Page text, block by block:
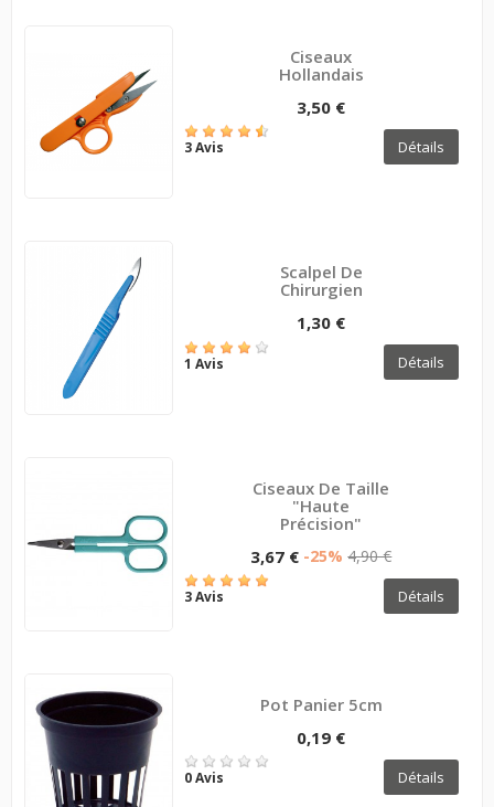
Ciseaux
Hollandais
3,50 €
3 Avis Détails
Scalpel De
Chirurgien
1,30 €
1 Avis Détails
Ciseaux De Taille
"haute
Précision"
3,67 € -25% 4,90 €
3 Avis Détails
Pot Panier 5cm
0,19 €
0 Avis Détails